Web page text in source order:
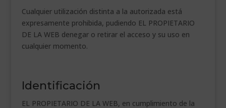
Cualquier utilización distinta a la autorizada está
expresamente prohibida, pudiendo EL PROPIETARIO
DE LA WEB denegar o retirar el acceso y su uso en
cualquier momento.
Identificación
EL PROPIETARIO DE LA WEB, en cumplimiento de la